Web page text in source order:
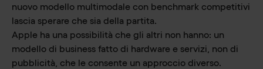
nuovo modello multimodale con benchmark competitivi
lascia sperare che sia della partita.
Apple ha una possibilità che gli altri non hanno: un
modello di business fatto di hardware e servizi, non di
pubblicità, che le consente un approccio diverso.